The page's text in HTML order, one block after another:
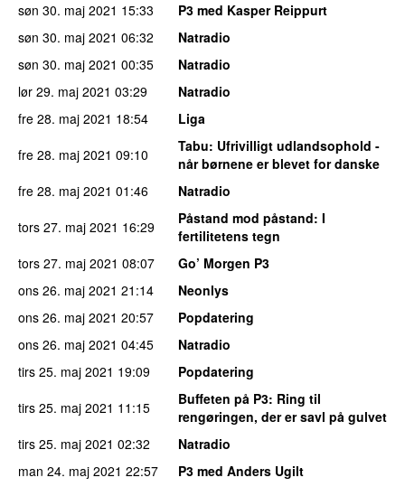
søn 30. maj 2021 15:33
P3 med Kasper Reippurt
søn 30. maj 2021 06:32
Natradio
søn 30. maj 2021 00:35
Natradio
lør 29. maj 2021 03:29
Natradio
fre 28. maj 2021 18:54
Liga
fre 28. maj 2021 09:10 Tabu: Ufrivilligt udlandsophold -
når børnene er blevet for danske
fre 28. maj 2021 01:46
Natradio
tors 27. maj 2021 16:29 Påstand mod påstand: I
fertilitetens tegn
tors 27. maj 2021 08:07
Go’ Morgen P3
ons 26. maj 2021 21:14
Neonlys
ons 26. maj 2021 20:57
Popdatering
ons 26. maj 2021 04:45
Natradio
tirs 25. maj 2021 19:09
Popdatering
tirs 25. maj 2021 11:15 Buffeten på P3: Ring til
rengøringen, der er savl på gulvet
tirs 25. maj 2021 02:32
Natradio
man 24. maj 2021 22:57
P3 med Anders Ugilt